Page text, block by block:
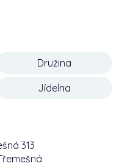
Družina
Jídelna
313